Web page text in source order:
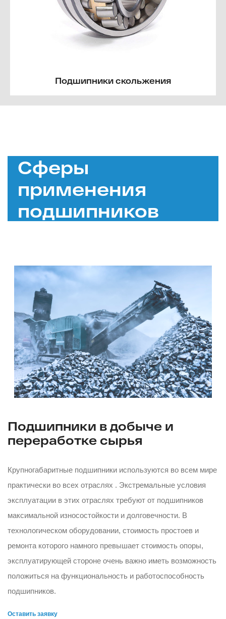
Подшипники скольжения
Сферы
применения
подшипников
Подшипники в добыче и
переработке сырья
Крупногабаритные подшипники используются во всем мире
практически во всех отраслях . Экстремальные условия
эксплуатации в этих отраслях требуют от подшипников
максимальной износостойкости и долговечности. В
технологическом оборудовании, стоимость простоев и
ремонта которого намного превышает стоимость опоры,
эксплуатирующей стороне очень важно иметь возможность
положиться на функциональность и работоспособность
подшипников.
Оставить заявку